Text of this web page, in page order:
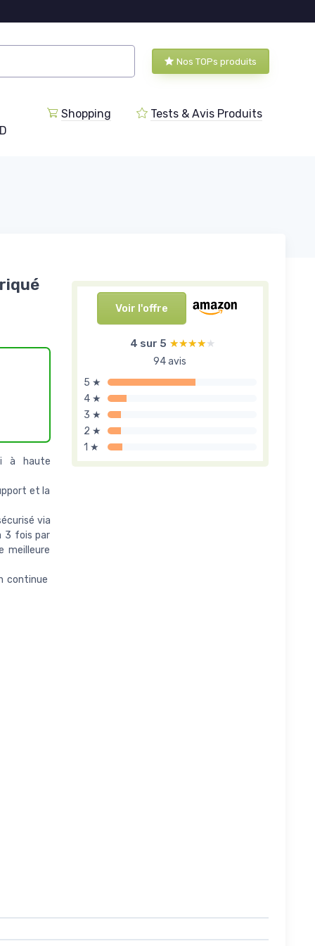
Nos TOPs produits
Shopping Tests & Avis Produits
Voir l'offre
4 sur 5 ★★★★★
★★★★★
94 avis
5 ★
4 ★
3 ★
2 ★
1 ★
à haute
et la
via
3 fois par
meilleure
continue